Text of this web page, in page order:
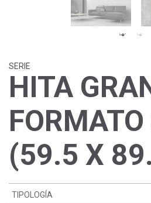
SERIE
HITA
(59.5 X
TIPOLOGÍA